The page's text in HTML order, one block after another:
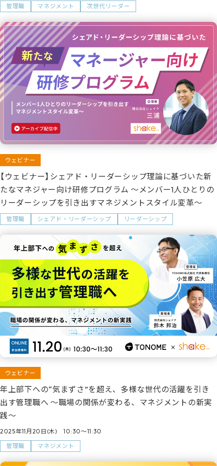
管理職 マネジメント 次世代リーダー
ウェビナー
【ウェビナー】シェアド・リーダーシップ理論に基づいた新
たなマネジャー向け研修プログラム ～メンバー1人ひとりの
リーダーシップを引き出すマネジメントスタイル変革～
管理職 シェアド・リーダーシップ リーダーシップ
ウェビナー
年上部下への“気まずさ”を超え、多様な世代の活躍を引き
出す管理職へ ～職場の関係が変わる、マネジメントの新実
践～
2025年11月20日(木) 10:30～11:30
管理職
マネジメント